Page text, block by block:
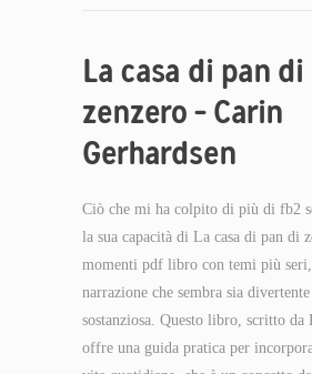
La casa di pan di
zenzero – Carin
Gerhardsen
Ciò che mi ha colpito di più di fb2
la sua capacità di La casa di pan di
momenti pdf libro con temi più seri,
narrazione che sembra sia
sostanziosa. Questo libro, scritto da
offre una guida pratica per